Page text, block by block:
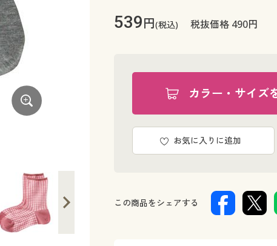
539円(税込) 税抜価格 490円
カラー・サイズ
お気に入りに追加
この商品をシェアする